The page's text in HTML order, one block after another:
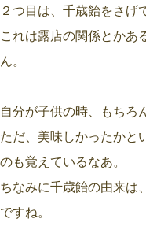
２つ目は、千歳飴をさげ
これは露店の関係とかあ
ん。
自分が子供の時、もちろ
ただ、美味しかったかと
のも覚えているなあ。
ちなみに千歳飴の由来は
ですね。